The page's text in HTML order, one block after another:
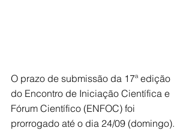
O prazo de submissão da 17ª edição
do Encontro de Iniciação Científica e
Fórum Científico (ENFOC) foi
prorrogado até o dia 24/09 (domingo).